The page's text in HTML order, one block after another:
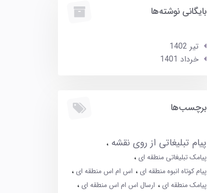
بایگانی نوشته‌ها
تير 1402
خرداد 1401
برچسب‌ها
پیام تبلیغاتی از روی نقشه
پیامک تبلیغاتی منطقه ای
پیام کوتاه انبوه منطقه ای
اس ام اس منطقه ای
پیامک منطقه ای
ارسال اس ام اس منطقه ای